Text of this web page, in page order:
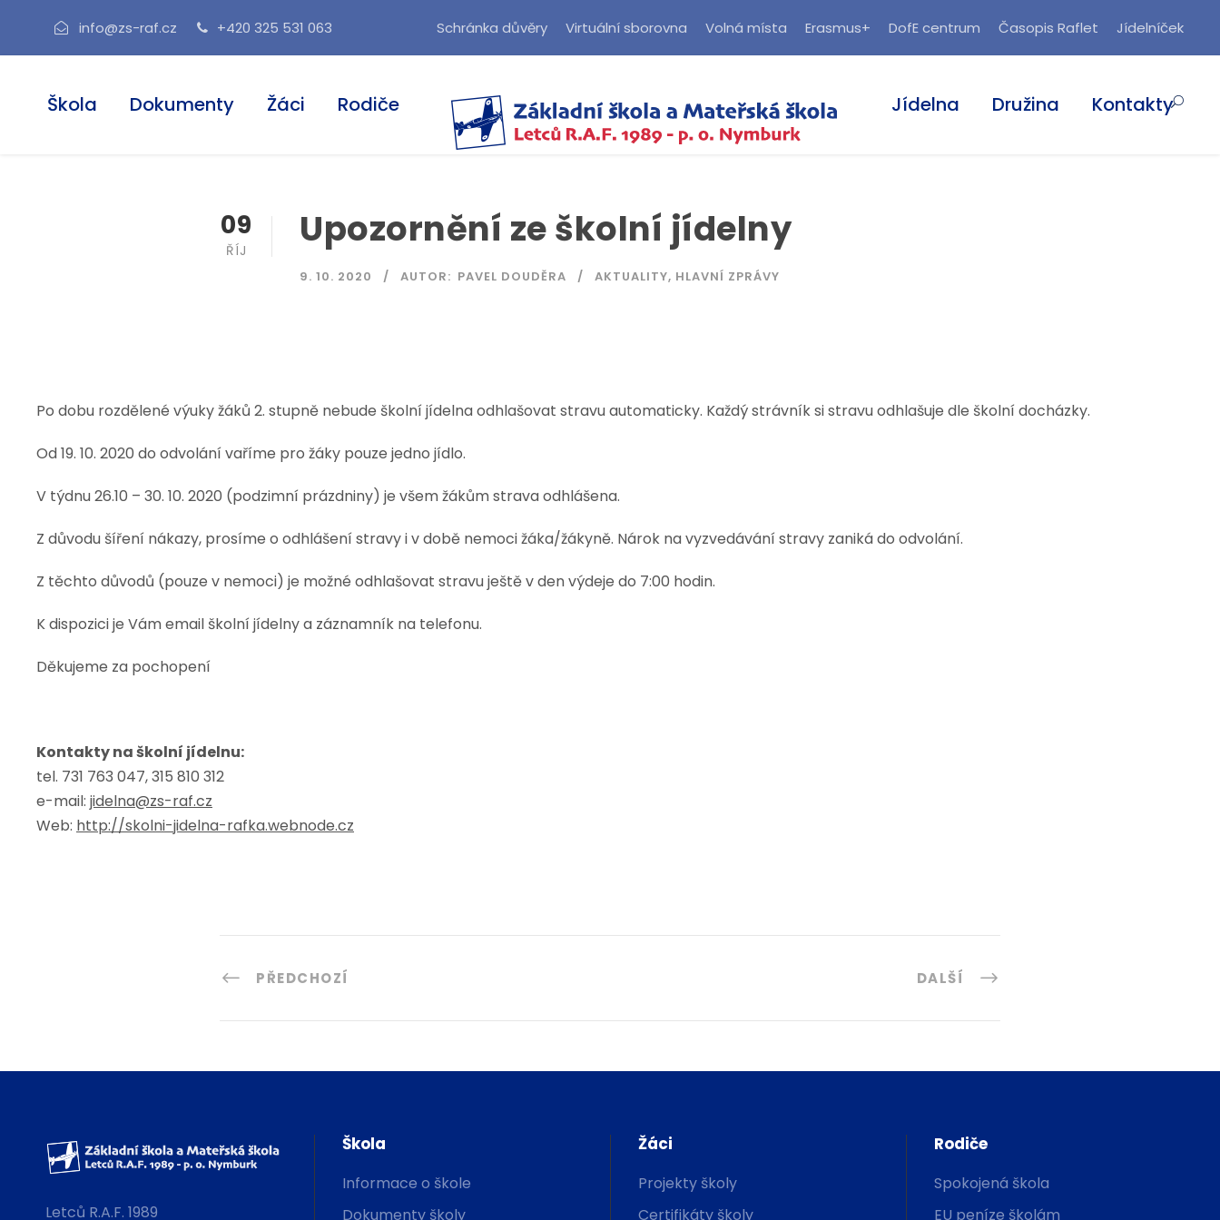
info@zs-raf.cz +420 325 531 063 Schránka důvěry Virtuální sborovna Volná místa Erasmus+ DofE centrum Časopis Raflet Jídelníček
Škola Dokumenty Žáci Rodiče Jídelna Družina Kontakty
09
ŘÍJ Upozornění ze školní jídelny
9. 10. 2020 AUTOR: PAVEL DOUDĚRA AKTUALITY, HLAVNÍ ZPRÁVY
Po dobu rozdělené výuky žáků 2. stupně nebude školní jídelna odhlašovat stravu automaticky. Každý strávník si stravu odhlašuje dle školní docházky.
Od 19. 10. 2020 do odvolání vaříme pro žáky pouze jedno jídlo.
V týdnu 26.10 – 30. 10. 2020 (podzimní prázdniny) je všem žákům strava odhlášena.
Z důvodu šíření nákazy, prosíme o odhlášení stravy i v době nemoci žáka/žákyně. Nárok na vyzvedávání stravy zaniká do odvolání.
Z těchto důvodů (pouze v nemoci) je možné odhlašovat stravu ještě v den výdeje do 7:00 hodin.
K dispozici je Vám email školní jídelny a záznamník na telefonu.
Děkujeme za pochopení
Kontakty na školní jídelnu:
tel. 731 763 047, 315 810 312
e-mail: jidelna@zs-raf.cz
Web: http://skolni-jidelna-rafka.webnode.cz
PŘEDCHOZÍ DALŠÍ
Letců R.A.F. 1989
Škola
Informace o škole
Dokumenty školy
Žáci
Projekty školy
Certifikáty školy
Rodiče
Spokojená škola
EU peníze školám